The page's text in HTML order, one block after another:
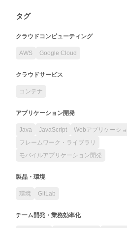
タグ
クラウドコンピューティング
AWS Google Cloud
クラウドサービス
コンテナ
アプリケーション開発
Java JavaScript
Webアプリケーシ
フレームワーク・ライブラリ
モバイルアプリケーション開発
製品・環境
環境 GitLab
チーム開発・業務効率化